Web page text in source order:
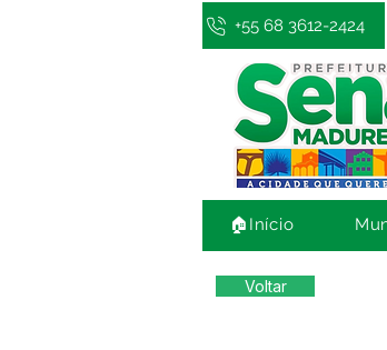
+55 68 3612-2424
🏠Início
Voltar